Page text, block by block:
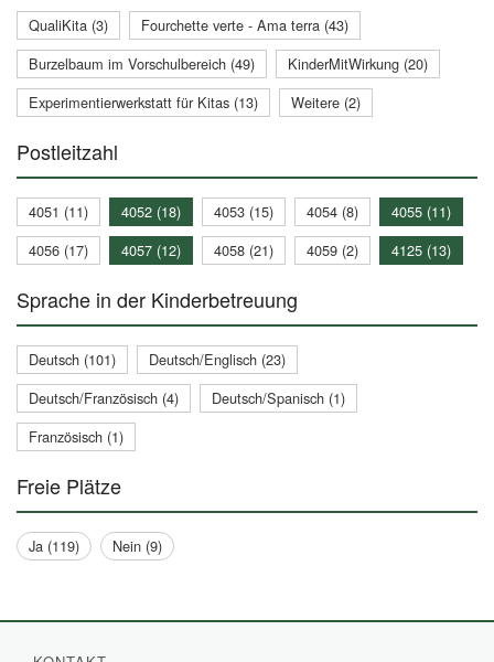
QualiKita (3)
Fourchette verte - Ama terra (43)
Burzelbaum im Vorschulbereich (49)
KinderMitWirkung (20)
Experimentierwerkstatt für Kitas (13)
Weitere (2)
Postleitzahl
4051 (11) 4052 (18) 4053 (15) 4054 (8)
4055 (11)
4056 (17)
4057 (12) 4058 (21) 4059 (2) 4125 (13)
Sprache in der Kinderbetreuung
Deutsch (101)
Deutsch/Englisch (23)
Deutsch/Französisch (4)
Deutsch/Spanisch (1)
Französisch (1)
Freie Plätze
Ja (119) Nein (9)